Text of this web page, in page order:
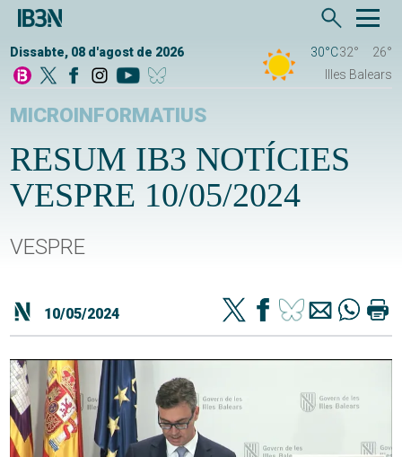
Dissabte, 08 d'agost de 2026 30°C32°
26°
Illes Balears
MICROINFORMATIUS
RESUM IB3 NOTÍCIES
VESPRE 10/05/2024
VESPRE
10/05/2024